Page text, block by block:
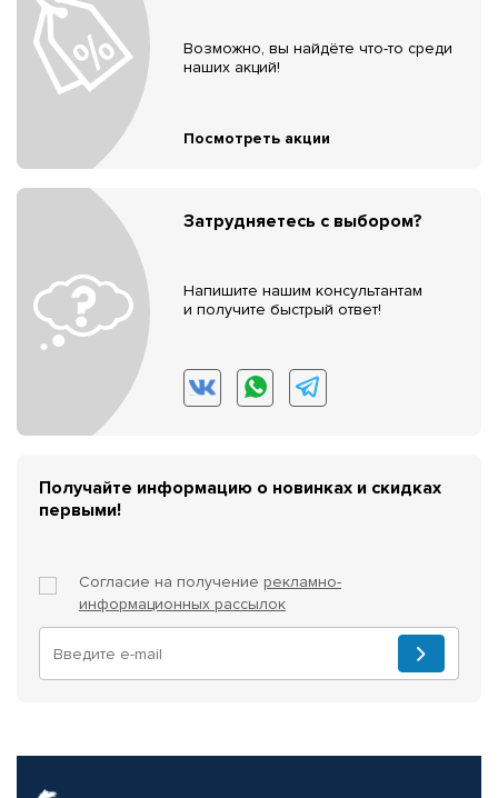
Возможно, вы найдёте что-то среди
наших акций!
Посмотреть акции
Затрудняетесь с выбором?
Напишите нашим консультантам
и получите быстрый ответ!
Получайте информацию о новинках и скидках
первыми!
Согласие на получение рекламно-
информационных рассылок